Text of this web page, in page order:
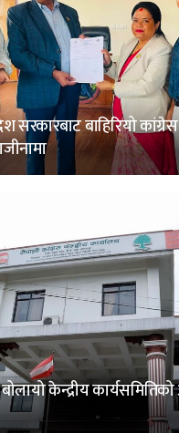
सरकारबाट बाहिरियो
केन्द्रीय